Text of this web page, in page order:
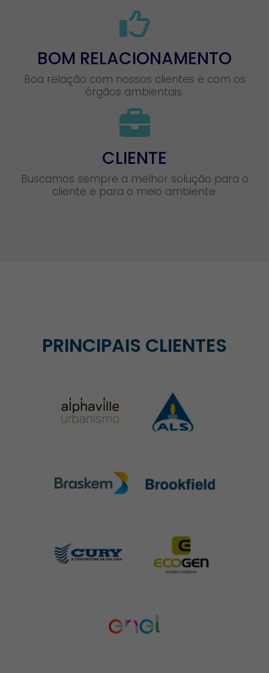
BOM RELACIONAMENTO
Boa relação com nossos clientes e com os
órgãos ambientais.
CLIENTE
Buscamos sempre a melhor solução para o
cliente e para o meio ambiente.
PRINCIPAIS CLIENTES